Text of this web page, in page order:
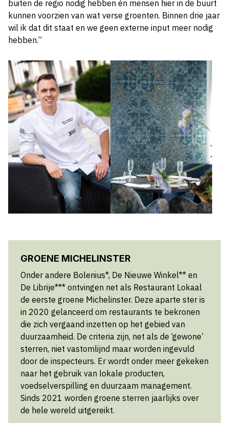
buiten de regio nodig hebben én mensen hier in de buurt
kunnen voorzien van wat verse groenten. Binnen drie jaar
wil ik dat dit staat en we geen externe input meer nodig
hebben.”
GROENE MICHELINSTER
Onder andere Bolenius*, De Nieuwe Winkel** en
De Librije*** ontvingen net als Restaurant Lokaal
de eerste groene Michelinster. Deze aparte ster is
in 2020 gelanceerd om restaurants te bekronen
die zich vergaand inzetten op het gebied van
duurzaamheid. De criteria zijn, net als de ‘gewone’
sterren, niet vastomlijnd maar worden ingevuld
door de inspecteurs. Er wordt onder meer gekeken
naar het gebruik van lokale producten,
voedselverspilling en duurzaam management.
Sinds 2021 worden groene sterren jaarlijks over
de hele wereld uitgereikt.